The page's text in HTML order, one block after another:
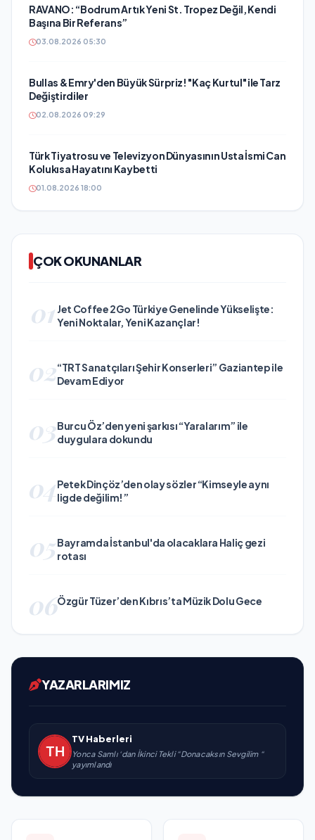
RAVANO: “Bodrum Artık Yeni St. Tropez Değil, Kendi
Başına Bir Referans”
03.08.2026 05:30
Bullas & Emry'den Büyük Sürpriz! "Kaç Kurtul" ile Tarz
Değiştirdiler
02.08.2026 09:29
Türk Tiyatrosu ve Televizyon Dünyasının Usta İsmi Can
Kolukısa Hayatını Kaybetti
01.08.2026 18:00
ÇOK OKUNANLAR
01 Jet Coffee 2Go Türkiye Genelinde Yükselişte:
Yeni Noktalar, Yeni Kazançlar!
02“TRT Sanatçıları Şehir Konserleri” Gaziantep ile
Devam Ediyor
03Burcu Öz’den yeni şarkısı “Yaralarım” ile
duygulara dokundu
04Petek Dinçöz’den olay sözler “Kimseyle aynı
ligde değilim!”
05Bayramda İstanbul'da olacaklara Haliç gezi
rotası
06Özgür Tüzer’den Kıbrıs’ta Müzik Dolu Gece
YAZARLARIMIZ
TV Haberleri
Yonca Samlı ‘dan İkinci Tekli “Donacaksın Sevgilim “
yayımlandı